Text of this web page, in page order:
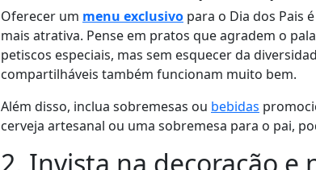
Oferecer um menu exclusivo para o Dia dos Pais
mais atrativa. Pense em pratos que agradem o
petiscos especiais, mas sem esquecer da
compartilháveis também funcionam muito bem.
Além disso, inclua sobremesas ou bebidas
cerveja artesanal ou uma sobremesa para o pai,
2. Invista na decoração e